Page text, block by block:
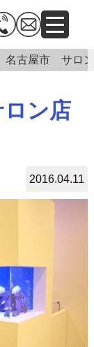
古屋市 サロ
ン店
2016.04.11